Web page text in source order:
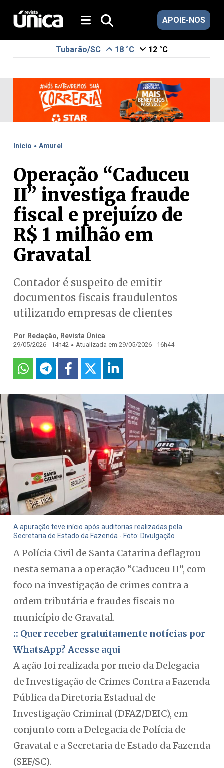
APOIE-NOS
Tubarão/SC 18 °C 12 °C
Início . Amurel
Operação “Caduceu
II” investiga fraude
fiscal e prejuízo de
R$ 1 milhão em
Gravatal
Contador é suspeito de emitir
documentos fiscais fraudulentos
utilizando empresas de clientes
Por Redação, Revista Única
29/05/2026 - 14h42 . Atualizada em 29/05/2026 - 16h44
A apuração teve início após auditorias realizadas pela
Secretaria de Estado da Fazenda - Foto: Divulgação
A Polícia Civil de Santa Catarina deflagrou
nesta semana a operação “Caduceu II”, com
foco na investigação de crimes contra a
ordem tributária e fraudes fiscais no
município de Gravatal.
:: Quer receber gratuitamente notícias por
WhatsApp? Acesse aqui
A ação foi realizada por meio da Delegacia
de Investigação de Crimes Contra a Fazenda
Pública da Diretoria Estadual de
Investigação Criminal (DFAZ/DEIC), em
conjunto com a Delegacia de Polícia de
Gravatal e a Secretaria de Estado da Fazenda
(SEF/SC).